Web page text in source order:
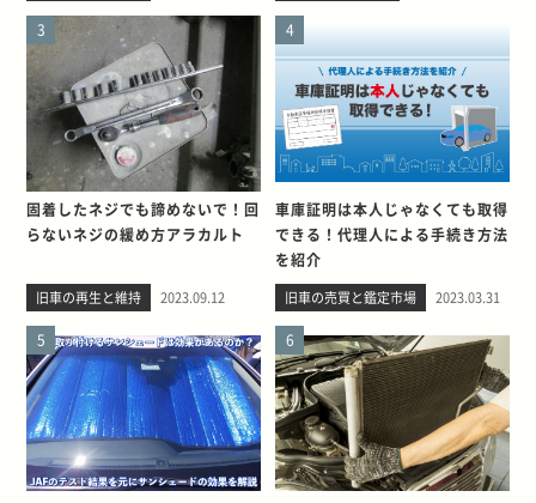
3
固着したネジでも諦めないで！回
らないネジの緩め方アラカルト
旧車の再生と維持 2023.09.12
4
車庫証明は本人じゃなくても取得
できる！代理人による手続き方法
を紹介
旧車の売買と鑑定市場 2023.03.31
5 6